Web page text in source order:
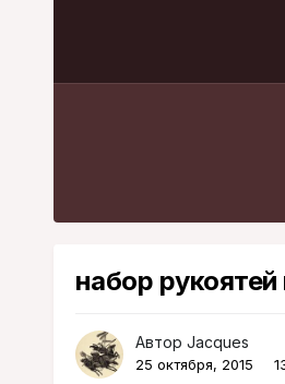
набор
Автор Jacques
25 октября, 2015